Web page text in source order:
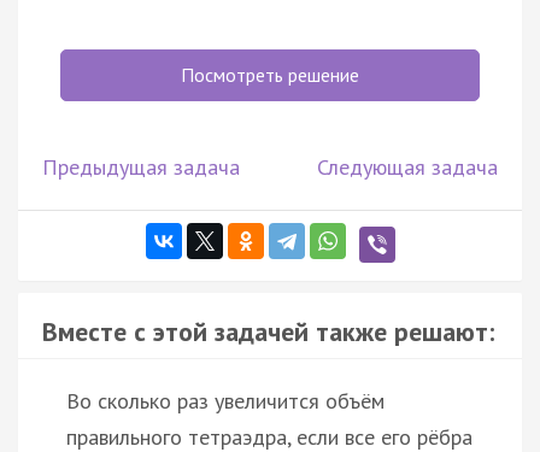
Посмотреть решение
Предыдущая задача Следующая задача
Вместе с этой задачей также решают:
Во сколько раз увеличится объём
правильного тетраэдра, если все его рёбра